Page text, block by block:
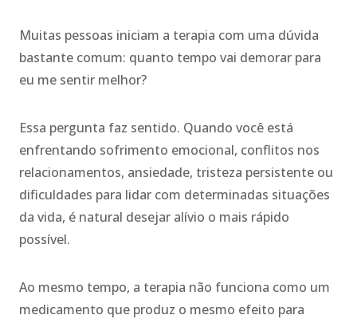
Muitas pessoas iniciam a terapia com uma dúvida
bastante comum: quanto tempo vai demorar para
eu me sentir melhor?
Essa pergunta faz sentido. Quando você está
enfrentando sofrimento emocional, conflitos nos
relacionamentos, ansiedade, tristeza persistente ou
dificuldades para lidar com determinadas situações
da vida, é natural desejar alívio o mais rápido
possível.
Ao mesmo tempo, a terapia não funciona como um
medicamento que produz o mesmo efeito para